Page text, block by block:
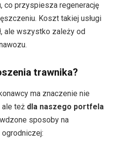
co przyspiesza regenerację
Koszt takiej usługi
ale wszystko zależy od
trawnika?
ma znaczenie nie
ale też dla naszego portfela
sposoby na